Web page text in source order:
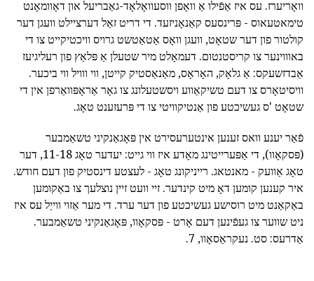
וואָריערז. עס איז אַפֿילו אַ וואָפן ווסעוואָלאָד-גאַבריעל און דאָוומאָנט
טימאטעאוס - פּרינסעס קאַנאָניזעד. די דריט זאַל דערציילט וועגן דער
קולטור פון דער שטאָט, וועגן וואָס אַטאַטשט גרויס וויכטיקייט צו די
באוווינער צו קריסטנטום. דעמאָלט מיר שטעלן אַ פּלאַץ פון רעליגיעז
אַבדזשעקס: אַ גלאָק, האָראָס, מאַנאַסטיק קייטן, ווי ווויל ווי ביכער.
וויסיטאָרס צו דעם טשיקאַווע ויסשטעלונג צו גאָר אַראָפּוואַרפן אין די
שטאָט 'ס געשיכטע פון אַנטיקוויטי צו די פּרעזענט טאָג.
פֿאַר יענע וואס זענען אינטערעסירט אין פּאָגאַנקיני טשאַמבער
(פּסקאָוו), די אַפּערייטינג מאָדע איז ווי גייט: יעדער טאָג 11-18, דער
טאָג אַוועק - מאנטאג. רייניקונג טאָג - לעצטע דינסטיק פון דעם חודש.
איר קענען קומען דאָ מיט קינדער. זיי וועט זיין נוצלעך צו באַקומען
באַקאַנט מיט רוסישע געשיכטע פון דער ערד. די מער אַזוי ווייַל עס איז
ניט שווער צו געפֿינען דעם אָרט - פּסקאָוו, פּאָגאַנקיני טשאַמבער.
אַדרעס: סט. נעקראַסאָוו, 7.